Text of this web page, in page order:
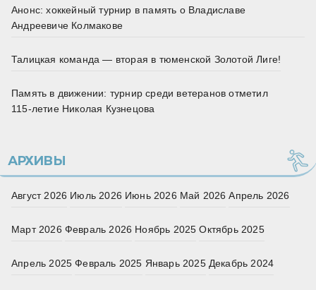
Анонс: хоккейный турнир в память о Владиславе
Андреевиче Колмакове
Талицкая команда — вторая в тюменской Золотой Лиге!
Память в движении: турнир среди ветеранов отметил
115‑летие Николая Кузнецова
АРХИВЫ
Август 2026 Июль 2026 Июнь 2026 Май 2026 Апрель 2026
Март 2026 Февраль 2026 Ноябрь 2025 Октябрь 2025
Апрель 2025 Февраль 2025 Январь 2025 Декабрь 2024